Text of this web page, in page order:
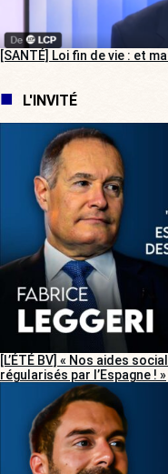
[SANTÉ] Loi fin de vie : et
L'INVITÉ
[L’ÉTÉ BV] « Nos aides
régularisés par l’Espagne ! »